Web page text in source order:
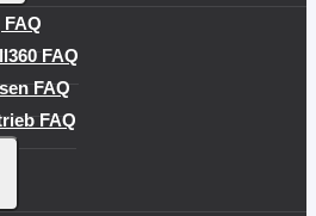
FAQ
FAQ
FAQ